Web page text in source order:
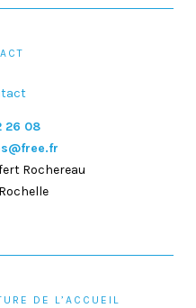
26 08
Rochereau
DE L’ACCUEIL